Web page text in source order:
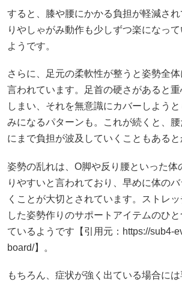
すると、膝や腰にかかる負担が軽減さ
りやしゃがみ動作も少しずつ楽になっ
ようです。
さらに、足元の柔軟性が整うと姿勢全
言われています。足首の硬さがあると
しまい、それを無意識にカバーしよう
みになるパターンも。これが続くと、
にまで負担が波及していくこともあると
姿勢の乱れは、O脚や反り腰といった体
りやすいと言われており、早めに体の
くことが大切とされています。ストレ
した姿勢作りのサポートアイテムのひ
ているようです【引用元：https://sub4-
board/】。
もちろん、症状が強く出ている場合に